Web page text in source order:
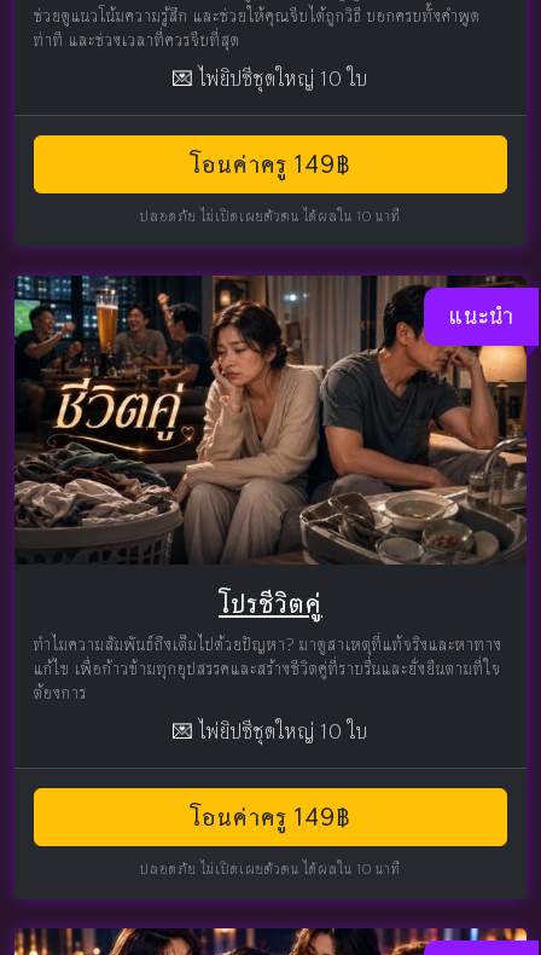
ช่วยดูแนวโน้มความรู้สึก และช่วยให้คุณจีบได้ถูกวิธี บอกครบทั้งคำพูด
ท่าที และช่วงเวลาที่ควรจีบที่สุด
💌 ไพ่ยิปซีชุดใหญ่ 10 ใบ
โอนค่าครู 149฿
ปลอดภัย ไม่เปิดเผยตัวตน ได้ผลใน 10 นาที
แนะนำ
โปรชีวิตคู่
ทำไมความสัมพันธ์ถึงเต็มไปด้วยปัญหา? มาดูสาเหตุที่แท้จริงและหาทาง
แก้ไข เพื่อก้าวข้ามทุกอุปสรรคและสร้างชีวิตคู่ที่ราบรื่นและยั่งยืนตามที่ใจ
ต้องการ
💌 ไพ่ยิปซีชุดใหญ่ 10 ใบ
โอนค่าครู 149฿
ปลอดภัย ไม่เปิดเผยตัวตน ได้ผลใน 10 นาที